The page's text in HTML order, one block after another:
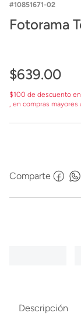
10851671-02
$639.00
$100 de descuento
, en compras mayores
Comparte
Descripción